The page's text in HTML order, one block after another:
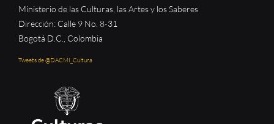
Ministerio de las Culturas, las Artes y los Saberes
Dirección: Calle 9 No. 8-31
Bogotá D.C., Colombia
Tweets de @DACMI_Cultura